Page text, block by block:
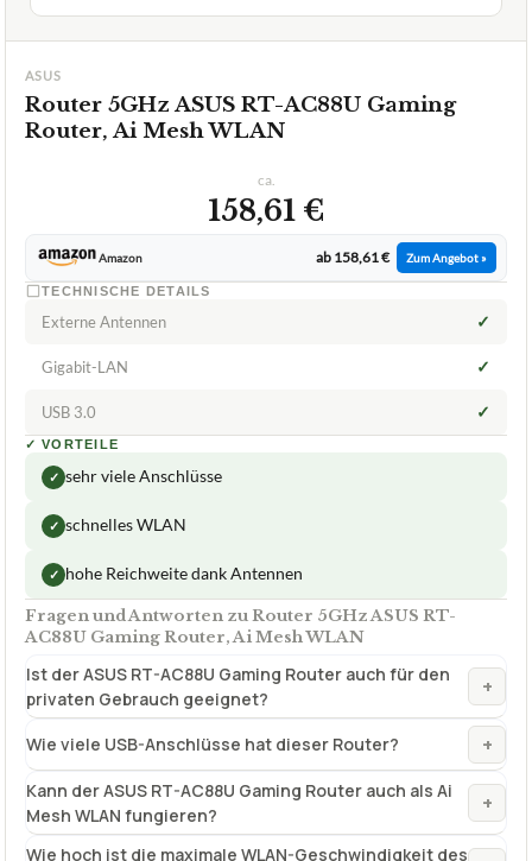
ASUS
Router 5GHz ASUS RT-AC88U Gaming
Router, Ai Mesh WLAN
ca.
158,61 €
Amazon ab 158,61 € Zum Angebot »
TECHNISCHE DETAILS
Externe Antennen ✓
Gigabit-LAN ✓
USB 3.0 ✓
✓ VORTEILE
✓ sehr viele Anschlüsse
✓ schnelles WLAN
✓ hohe Reichweite dank Antennen
Fragen und Antworten zu Router 5GHz ASUS RT-
AC88U Gaming Router, Ai Mesh WLAN
Ist der ASUS RT-AC88U Gaming Router auch für den
privaten Gebrauch geeignet?
+
Wie viele USB-Anschlüsse hat dieser Router? +
Kann der ASUS RT-AC88U Gaming Router auch als Ai
Mesh WLAN fungieren?
+
Wie hoch ist die maximale WLAN-Geschwindigkeit des